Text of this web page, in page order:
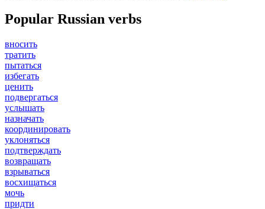
Popular Russian verbs
вносить
тратить
пытаться
избегать
ценить
подвергаться
услышать
назначать
координировать
уклоняться
подтверждать
возвращать
взрываться
восхищаться
мочь
придти